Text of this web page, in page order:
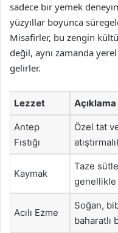
sadece bir yemek
yüzyıllar boyunca
Misafirler, bu zengin
değil, aynı zamanda
gelirler.
Lezzet Açıklama
Antep
Fıstığı
Özel tat
Kaymak
Taze
Acılı Ezme
Soğan,
baharatlı